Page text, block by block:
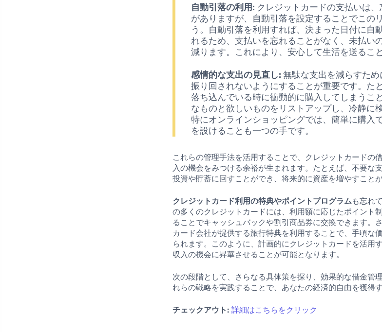
自動引落の利用: クレジットカードの支払いは
がありますが、自動引落を設定することでこの
う。自動引落を利用すれば、決まった日付に自
れるため、支払いを忘れることがなく、未払い
減ります。これにより、安心して生活を送るこ
感情的な支出の見直し: 無駄な支出を減らすた
振り回されないようにすることが重要です。た
落ち込んでいる時に衝動的に購入してしまうこ
なものと欲しいものをリストアップし、冷静に
特にオンラインショッピングでは、簡単に購入
を設けることも一つの手です。
これらの管理手法を活用することで、クレジットカードの
入の機会をみつける余裕が生まれます。たとえば、不要な
投資や貯蓄に回すことができ、将来的に資産を増やすことが
クレジットカード利用の特典やポイントプログラム も忘れ
の多くのクレジットカードには、利用額に応じたポイント
ることでキャッシュバックや割引商品券に交換できます。
カード会社が提供する旅行特典を利用することで、手頃な
られます。このように、計画的にクレジットカードを活用
収入の機会に昇華させることが可能となります。
次の段階として、さらなる具体策を探り、効果的な借金管
れらの戦略を実践することで、あなたの経済的自由を獲得
チェックアウト: 詳細はこちらをクリック